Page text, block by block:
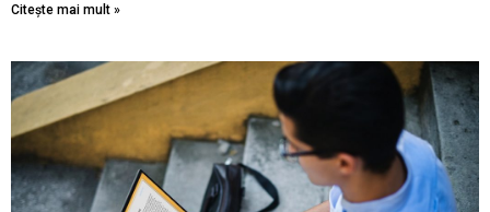
Citește mai mult »